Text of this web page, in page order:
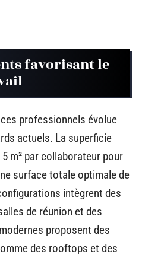
favorisant le
professionnels évolue
actuels. La superficie
m² par collaborateur pour
surface totale optimale de
intègrent des
de réunion et des
proposent des
des rooftops et des